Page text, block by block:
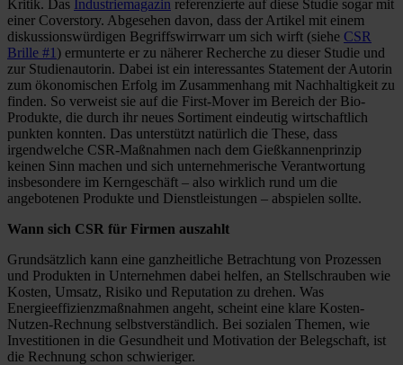
Kritik. Das Industriemagazin referenzierte auf diese Studie sogar mit
einer Coverstory. Abgesehen davon, dass der Artikel mit einem
diskussionswürdigen Begriffswirrwarr um sich wirft (siehe CSR
Brille #1 ) ermunterte er zu näherer Recherche zu dieser Studie und
zur Studienautorin. Dabei ist ein interessantes Statement der Autorin
zum ökonomischen Erfolg im Zusammenhang mit Nachhaltigkeit zu
finden. So verweist sie auf die First-Mover im Bereich der Bio-
Produkte, die durch ihr neues Sortiment eindeutig wirtschaftlich
punkten konnten. Das unterstützt natürlich die These, dass
irgendwelche CSR-Maßnahmen nach dem Gießkannenprinzip
keinen Sinn machen und sich unternehmerische Verantwortung
insbesondere im Kerngeschäft – also wirklich rund um die
angebotenen Produkte und Dienstleistungen – abspielen sollte.
Wann sich CSR für Firmen auszahlt
Grundsätzlich kann eine ganzheitliche Betrachtung von Prozessen
und Produkten in Unternehmen dabei helfen, an Stellschrauben wie
Kosten, Umsatz, Risiko und Reputation zu drehen. Was
Energieeffizienzmaßnahmen angeht, scheint eine klare Kosten-
Nutzen-Rechnung selbstverständlich. Bei sozialen Themen, wie
Investitionen in die Gesundheit und Motivation der Belegschaft, ist
die Rechnung schon schwieriger.